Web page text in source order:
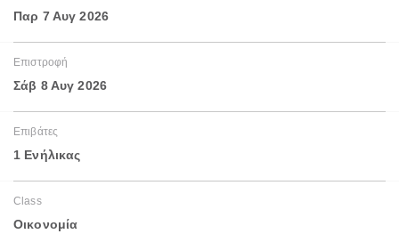
Παρ 7 Αυγ 2026
Επιστροφή
Σάβ 8 Αυγ 2026
Επιβάτες
1 Ενήλικας
Class
Οικονομία